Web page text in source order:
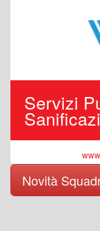
Servizi
Novità